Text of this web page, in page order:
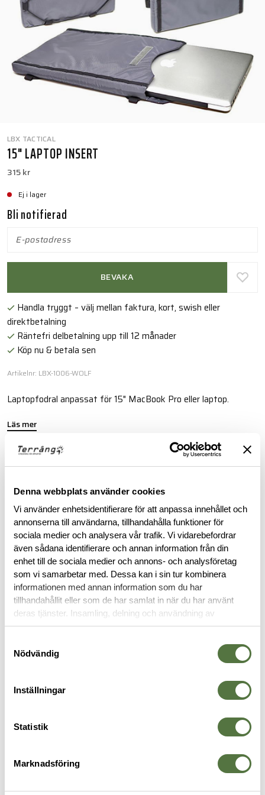
Denna webbplats använder cookies
Vi använder enhetsidentifierare för att anpassa innehållet och
annonserna till användarna, tillhandahålla funktioner för
sociala medier och analysera vår trafik. Vi vidarebefordrar
även sådana identifierare och annan information från din
enhet till de sociala medier och annons- och analysföretag
som vi samarbetar med. Dessa kan i sin tur kombinera
informationen med annan information som du har
tillhandahållit eller som de har samlat in när du har använt
deras tjänster. Insamling, delning och användning av
personuppgifter kan användas för personalisering av
Nödvändig
Inställningar
Statistik
Marknadsföring
LBX TACTICAL
15" LAPTOP INSERT
315 kr
Ej i lager
Bli notifierad
BEVAKA
Handla tryggt – välj mellan faktura, kort, swish eller
direktbetalning
Räntefri delbetalning upp till 12 månader
Köp nu & betala sen
Artikelnr: LBX-1006-WOLF
Laptopfodral anpassat för 15" MacBook Pro eller laptop.
Läs mer
RECENSIONER
OM VARUMÄRKET
ÖVRIGT
Multipurpose Side Pouch Olive